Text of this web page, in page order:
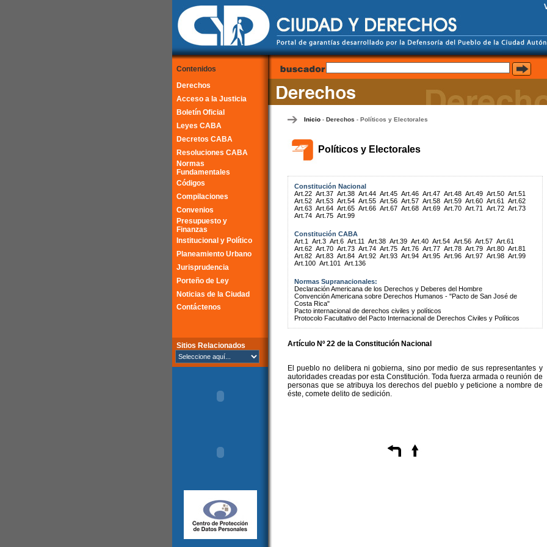
Contenidos
Derechos
Acceso a la Justicia
Boletín Oficial
Leyes CABA
Decretos CABA
Resoluciones CABA
Normas
Fundamentales
Códigos
Compilaciones
Convenios
Presupuesto y
Finanzas
Institucional y Político
Planeamiento Urbano
Jurisprudencia
Porteño de Ley
Noticias de la Ciudad
Contáctenos
Sitios Relacionados
Inicio- Derechos - Políticos y Electorales
Políticos y Electorales
Constitución Nacional
Art.22 Art.37 Art.38 Art.44 Art.45 Art.46 Art.47 Art.48 Art.49 Art.50 Art.51
Art.52 Art.53 Art.54 Art.55 Art.56 Art.57 Art.58 Art.59 Art.60 Art.61
Art.62
Art.63 Art.64 Art.65 Art.66 Art.67 Art.68 Art.69 Art.70 Art.71 Art.72 Art.73
Art.74 Art.75 Art.99
Constitución CABA
Art.1
Art.3 Art.6 Art.11 Art.38 Art.39 Art.40 Art.54 Art.56 Art.57 Art.61
Art.62 Art.70 Art.73 Art.74 Art.75 Art.76 Art.77 Art.78 Art.79 Art.80 Art.81
Art.82 Art.83 Art.84 Art.92 Art.93 Art.94 Art.95 Art.96 Art.97 Art.98 Art.99
Art.100 Art.101 Art.136
Normas Supranacionales:
Declaración Americana de los Derechos y Deberes del Hombre
Convención Americana sobre Derechos Humanos - "Pacto de San José de
Costa Rica"
Pacto internacional de derechos civiles y políticos
Protocolo Facultativo del Pacto Internacional de Derechos Civiles y Políticos
Artículo Nº 22 de la Constitución Nacional
El pueblo no delibera ni gobierna, sino por medio de sus representantes y
autoridades creadas por esta Constitución. Toda fuerza armada o reunión de
personas que se atribuya los derechos del pueblo y peticione a nombre de
éste, comete delito de sedición.